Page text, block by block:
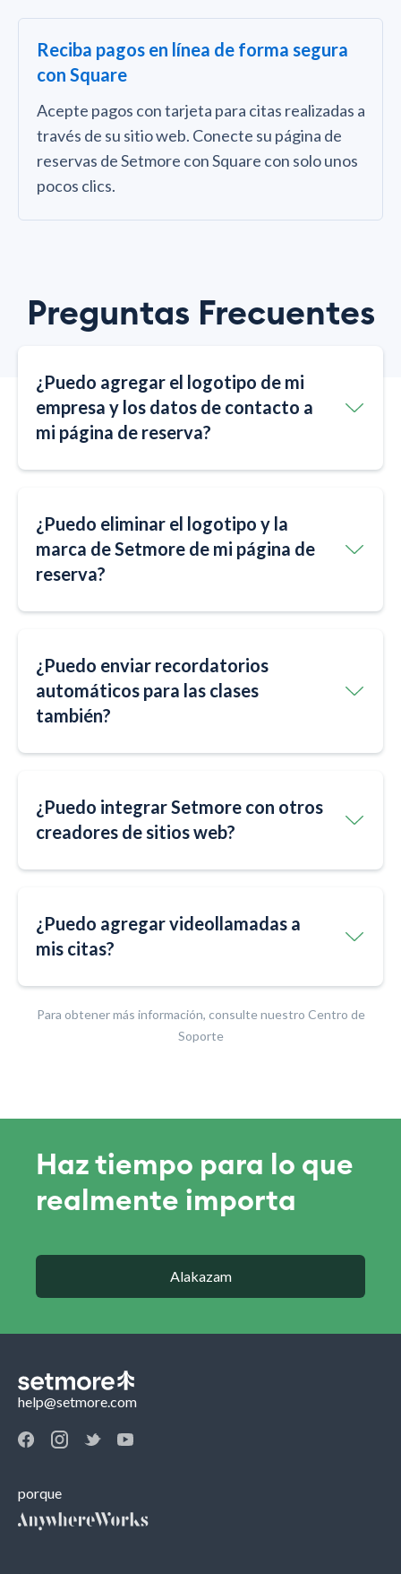
Reciba pagos en línea de forma segura
con Square
Acepte pagos con tarjeta para citas realizadas a
través de su sitio web. Conecte su página de
reservas de Setmore con Square con solo unos
pocos clics.
Preguntas Frecuentes
¿Puedo agregar el logotipo de mi
empresa y los datos de contacto a
mi página de reserva?
¿Puedo eliminar el logotipo y la
marca de Setmore de mi página de
reserva?
¿Puedo enviar recordatorios
automáticos para las clases
también?
¿Puedo integrar Setmore con otros
creadores de sitios web?
¿Puedo agregar videollamadas a
mis citas?
Para obtener más información, consulte nuestro Centro de
Soporte
Haz tiempo para lo que
realmente importa
Alakazam
help@setmore.com
porque